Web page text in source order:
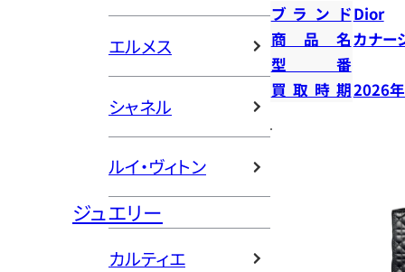
エルメス
シャネル
ルイ・ヴィトン
ジュエリー
カルティエ
ブランドDior
商品名カナー
型番
買取時期2026